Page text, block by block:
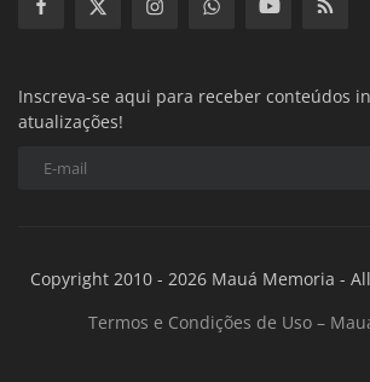
Inscreva-se aqui para receber conteúdos
atualizações!
Copyright 2010 - 2026 Mauá Memoria -
Termos e Condições de Uso –